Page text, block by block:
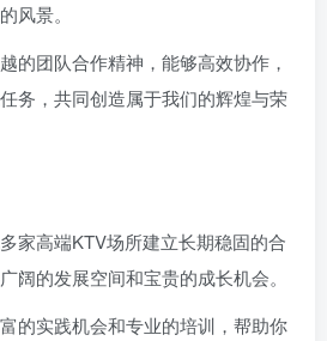
风景。
的团队合作精神，能够高效协作，
务，共同创造属于我们的辉煌与荣
家高端KTV场所建立长期稳固的合
阔的发展空间和宝贵的成长机会。
富的实践机会和专业的培训，帮助你